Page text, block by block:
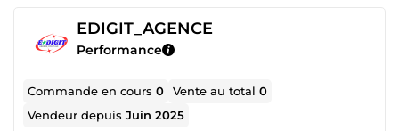
EDIGIT_AGENCE
Performance
Commande en cours0 Vente au total0
Vendeur depuisJuin 2025